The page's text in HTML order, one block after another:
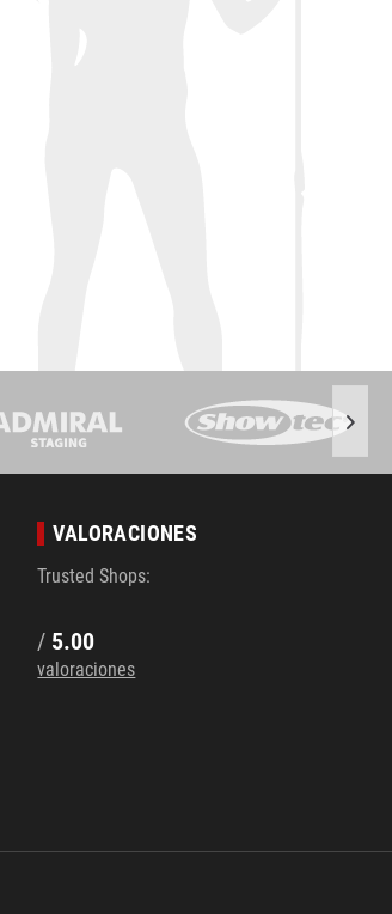
VALORACIONES
Trusted Shops:
/ 5.00
valoraciones